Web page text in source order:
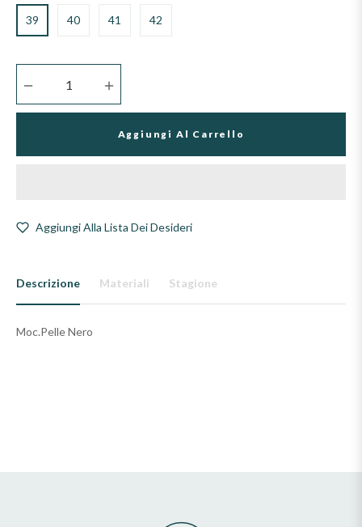
39 40 41 42
Aggiungi Al Carrello
Aggiungi Alla Lista Dei Desideri
Descrizione Materiali Stagione
Moc.Pelle Nero